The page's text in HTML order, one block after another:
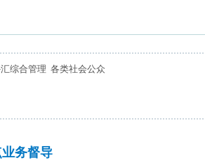
综合管理 各类社会公众
务督导